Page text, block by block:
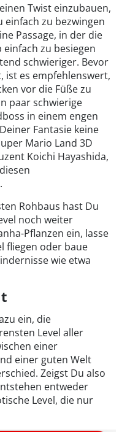
Twist einzubauen,
einfach zu bezwingen
Passage, in der die
zu besiegen
schwieriger. Bevor
ist es empfehlenswert,
vor die Füße zu
paar schwierige
in einem engen
Fantasie keine
Mario Land 3D
Koichi Hayashida,
Rohbaus hast Du
noch weiter
Pflanzen ein, lasse
fliegen oder baue
wie etwa
ein, die
Level aller
einer
einer guten Welt
Zeigst Du also
entweder
Level, die nur